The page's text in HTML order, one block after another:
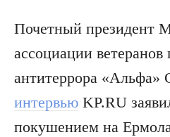
Почетный президент
ассоциации ветеранов
антитеррора «Альфа»
интервью KP.RU
покушением на